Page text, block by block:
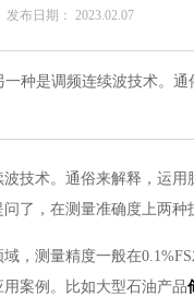
发布日期： 2023.02.07
种是调频连续波技术。
技术。通俗来解释，运用
了，在测量准确度上两种
，测量精度一般在
案例。比如大型石油产品